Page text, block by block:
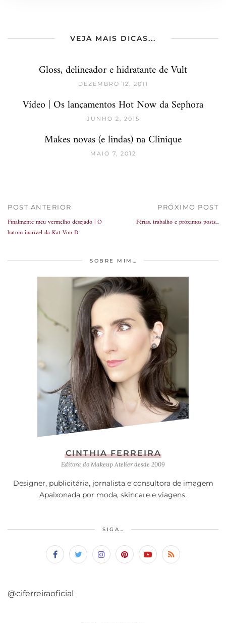
VEJA MAIS DICAS...
Gloss, delineador e hidratante de Vult
DEZEMBRO 12, 2011
Vídeo | Os lançamentos Hot Now da Sephora
JUNHO 2, 2015
Makes novas (e lindas) na Clinique
MAIO 7, 2012
POST ANTERIOR
Finalmente meu vermelho desejado | O
batom incrível da Kat Von D
PRÓXIMO POST
Férias, trabalho e próximos posts...
SOBRE MIM…
CINTHIA FERREIRA
Editora do Makeup Atelier desde 2009
Designer, publicitária, jornalista e consultora de imagem
Apaixonada por moda, skincare e viagens.
SIGA…
@ciferreiraoficial